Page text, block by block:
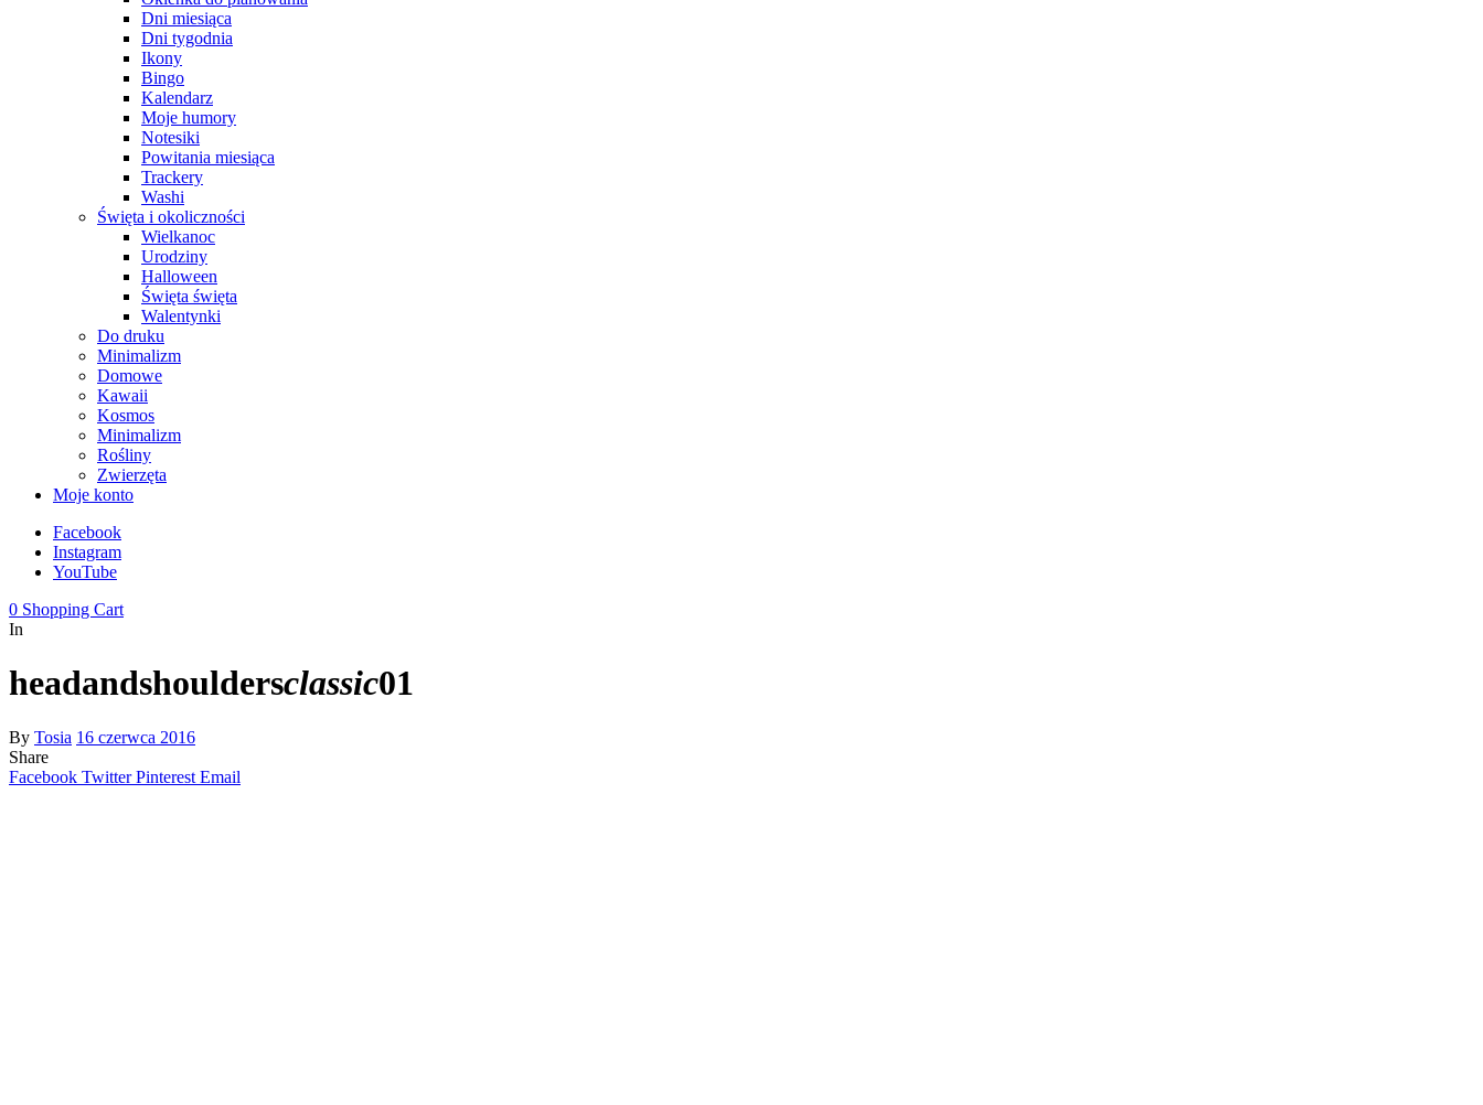
Dni miesiąca
Dni tygodnia
Ikony
Bingo
Kalendarz
Moje humory
Notesiki
Powitania miesiąca
Trackery
Washi
Święta i okoliczności
Wielkanoc
Urodziny
Halloween
Święta święta
Walentynki
Do druku
Minimalizm
Domowe
Kawaii
Kosmos
Minimalizm
Rośliny
Zwierzęta
Moje konto
Facebook
Instagram
YouTube
0 Shopping Cart
In
headandshouldersclassic01
By Tosia 16 czerwca 2016
Share
Facebook Twitter Pinterest Email